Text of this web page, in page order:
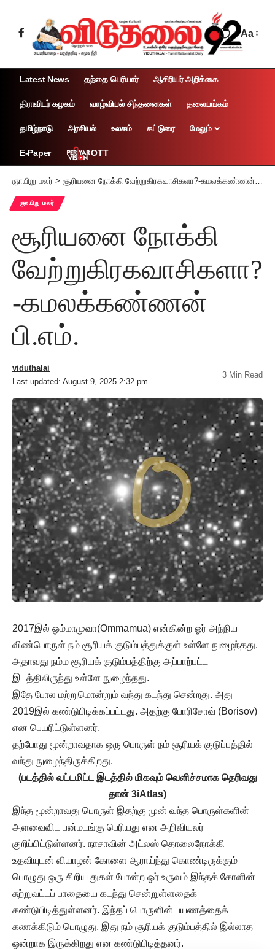
Aa
Latest News தந்தை பெரியார் ஆசிரியர் அறிக்கை
திராவிடர் கழகம் வாழ்வியல் சிந்தனைகள் தலையங்கம்
தமிழ்நாடு அரசியல் உலகம் கட்டுரை மேலும்
E-Paper OTT
ஞாயிறு மலர் > சூரியனை நோக்கி வேற்றுகிரகவாசிகளா?-கமலக்கண்ணன் பி.எம்.
ஞாயிறு மலர்
சூரியனை நோக்கி
வேற்றுகிரகவாசிகளா?
-கமலக்கண்ணன்
பி.எம்.
Last updated: August 9, 2025 2:32 pm
viduthalai
3 Min Read
2017இல் ஒம்மாமுவா(Ommamua) என்கின்ற ஓர் அந்நிய
விண்பொருள் நம் சூரியக் குடும்பத்துக்குள் உள்ளே நுழைந்தது.
அதாவது நம்ம சூரியக் குடும்பத்திற்கு அப்பாற்பட்ட
இடத்திலிருந்து உள்ளே நுழைந்தது.
இதே போல மற்றுமொன்றும் வந்து கடந்து சென்றது. அது
2019இல் கண்டுபிடிக்கப்பட்டது. அதற்கு போரிசோவ் (Borisov)
என பெயரிட்டுள்ளனர்.
தற்போது மூன்றாவதாக ஒரு பொருள் நம் சூரியக் குடுப்பத்தில்
வந்து நுழைந்திருக்கிறது.
(படத்தில் வட்டமிட்ட இடத்தில் மிகவும் வெளிச்சமாக தெரிவது
தான் 3iAtlas)
இந்த மூன்றாவது பொருள் இதற்கு முன் வந்த பொருள்களின்
அளவைவிட பன்மடங்கு பெரியது என அறிவியலர்
குறிப்பிட்டுள்ளனர். நாசாவின் அட்லஸ் தொலைநோக்கி
உதவியுடன் வியாழன் கோளை ஆராய்ந்து கொண்டிருக்கும்
பொழுது ஒரு சிறிய துகள் போன்ற ஓர் உருவம் இந்தக் கோளின்
சுற்றுவட்டப் பாதையை கடந்து சென்றுள்ளதைக்
கண்டுபிடித்துள்ளனர். இந்தப் பொருளின் பயணத்தைக்
கணக்கிடும் பொழுது, இது நம் சூரியக் குடும்பத்தில் இல்லாத
ஒன்றாக இருக்கிறது என கண்டுபிடித்தனர்.